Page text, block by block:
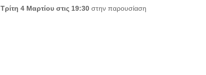
Τρίτη 4 Μαρτίου στις 19:30 στην παρουσίαση